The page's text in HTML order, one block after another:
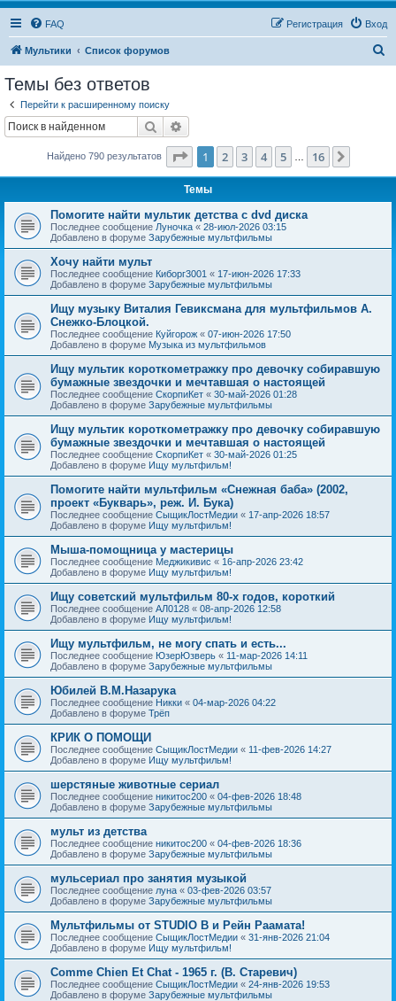
FAQ Вход
Регистрация
Мультики Список форумов
Темы без ответов
Перейти к расширенному поиску
Поиск
Найдено 790 результатов Страница из 16
1 2 3 4 5 16
Темы
Помогите найти мультик детства с dvd диска
Последнее сообщение Луночка « 28-июл-2026 03:15
Добавлено в форуме Зарубежные мультфильмы
Хочу найти мульт
Последнее сообщение Киборг3001 « 17-июн-2026 17:33
Добавлено в форуме Зарубежные мультфильмы
Ищу музыку Виталия Гевиксмана для мультфильмов А.
Снежко-Блоцкой.
Последнее сообщение Куйгорож « 07-июн-2026 17:50
Добавлено в форуме Музыка из мультфильмов
Ищу мультик короткометражку про девочку собиравшую
бумажные звездочки и мечтавшая о настоящей
Последнее сообщение СкорпиКет « 30-май-2026 01:28
Добавлено в форуме Зарубежные мультфильмы
Ищу мультик короткометражку про девочку собиравшую
бумажные звездочки и мечтавшая о настоящей
Последнее сообщение СкорпиКет « 30-май-2026 01:25
Добавлено в форуме Ищу мультфильм!
Помогите найти мультфильм «Снежная баба» (2002,
проект «Букварь», реж. И. Бука)
Последнее сообщение СыщикЛостМедии « 17-апр-2026 18:57
Добавлено в форуме Ищу мультфильм!
Мыша-помощница у мастерицы
Последнее сообщение Меджикивис « 16-апр-2026 23:42
Добавлено в форуме Ищу мультфильм!
Ищу советский мультфильм 80-х годов, короткий
Последнее сообщение АЛ0128 « 08-апр-2026 12:58
Добавлено в форуме Ищу мультфильм!
Ищу мультфильм, не могу спать и есть...
Последнее сообщение ЮзерЮзверь « 11-мар-2026 14:11
Добавлено в форуме Зарубежные мультфильмы
Юбилей В.М.Назарука
Последнее сообщение Никки « 04-мар-2026 04:22
Добавлено в форуме Трёп
КРИК О ПОМОЩИ
Последнее сообщение СыщикЛостМедии « 11-фев-2026 14:27
Добавлено в форуме Ищу мультфильм!
шерстяные животные сериал
Последнее сообщение никитос200 « 04-фев-2026 18:48
Добавлено в форуме Зарубежные мультфильмы
мульт из детства
Последнее сообщение никитос200 « 04-фев-2026 18:36
Добавлено в форуме Зарубежные мультфильмы
мульсериал про занятия музыкой
Последнее сообщение луна « 03-фев-2026 03:57
Добавлено в форуме Зарубежные мультфильмы
Мультфильмы от STUDIO B и Рейн Раамата!
Последнее сообщение СыщикЛостМедии « 31-янв-2026 21:04
Добавлено в форуме Ищу мультфильм!
Comme Chien Et Chat - 1965 г. (В. Старевич)
Последнее сообщение СыщикЛостМедии « 24-янв-2026 19:53
Добавлено в форуме Зарубежные мультфильмы